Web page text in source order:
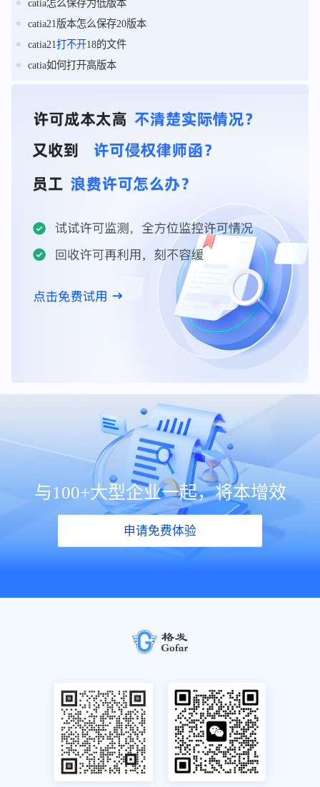
catia怎么保存为低版本
catia21版本怎么保存20版本
catia21打不开18的文件
catia如何打开高版本
与100+大型企业一起，将本增效
申请免费体验